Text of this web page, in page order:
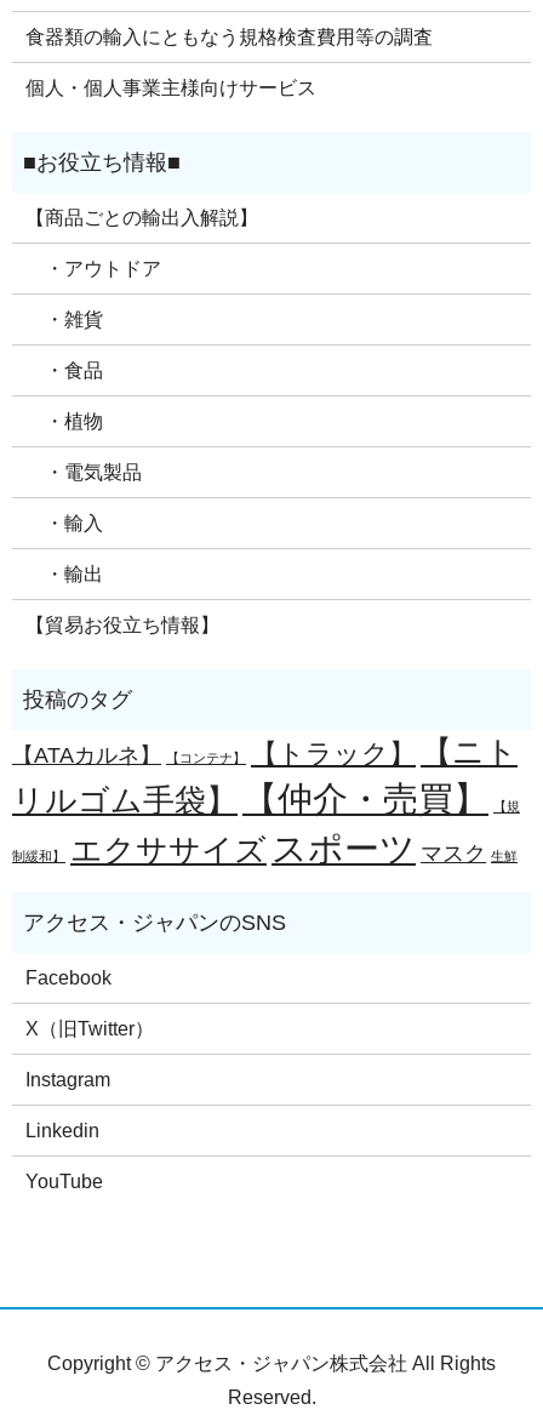
食器類の輸入にともなう規格検査費用等の調査
個人・個人事業主様向けサービス
【商品ごとの輸出入解説】
・アウトドア
・雑貨
・食品
・植物
・電気製品
・輸入
・輸出
【貿易お役立ち情報】
【ATAカルネ】 【コンテナ】 【トラック】
【ニト
リルゴム手袋】
【仲介・売買】 【規
制緩和】 エクササイズ スポーツ マスク 生鮮
Facebook
X（旧Twitter）
Instagram
Linkedin
YouTube
Copyright © アクセス・ジャパン株式会社 All Rights
Reserved.